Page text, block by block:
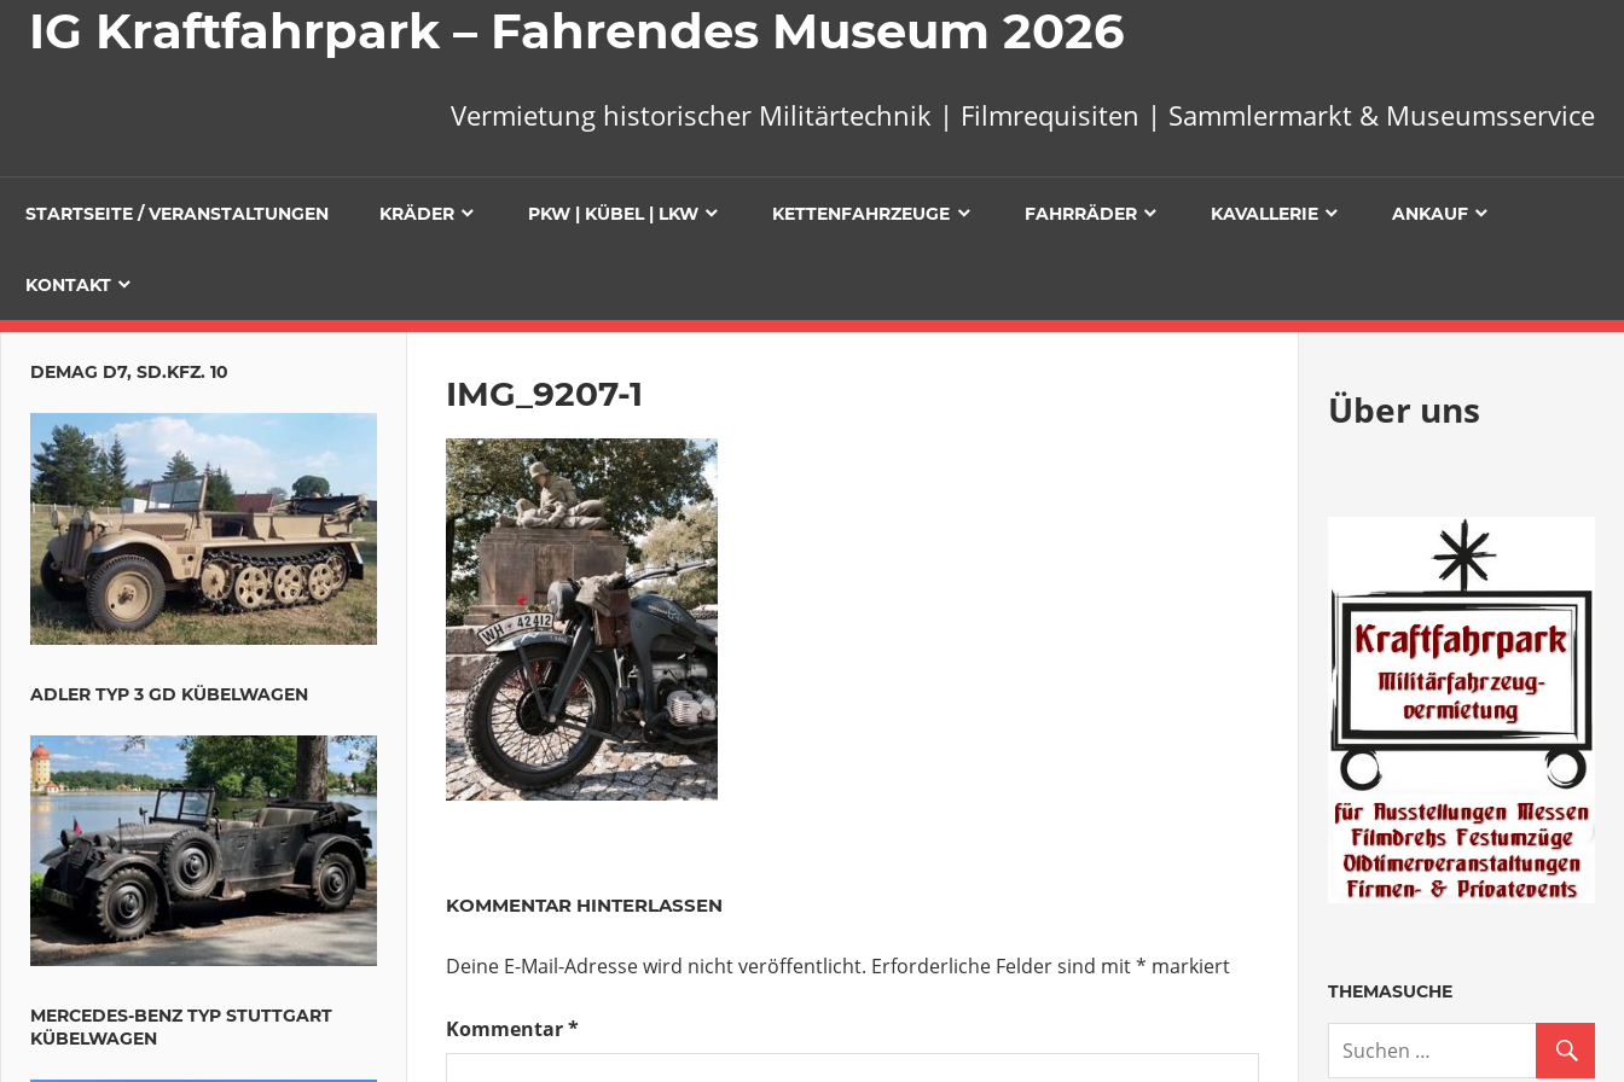
IG Kraftfahrpark – Fahrendes Museum 2026
Vermietung historischer Militärtechnik | Filmrequisiten | Sammlermarkt & Museumsservice
STARTSEITE / VERANSTALTUNGEN KRÄDER PKW | KÜBEL | LKW KETTENFAHRZEUGE FAHRRÄDER KAVALLERIE ANKAUF
KONTAKT
IMG_9207-1
KOMMENTAR HINTERLASSEN
Deine E-Mail-Adresse wird nicht veröffentlicht. Erforderliche Felder sind mit* markiert
Kommentar*
DEMAG D7, SD.KFZ. 10
ADLER TYP 3 GD KÜBELWAGEN
MERCEDES-BENZ TYP STUTTGART
KÜBELWAGEN
Über uns
THEMASUCHE